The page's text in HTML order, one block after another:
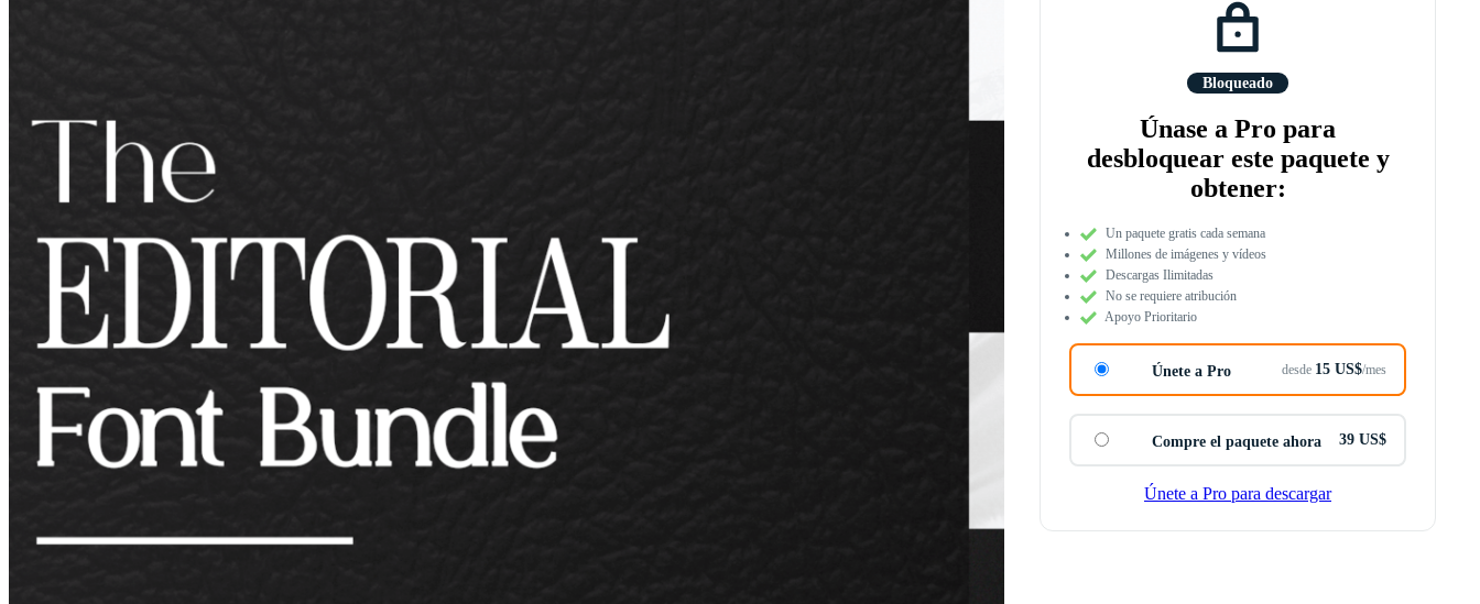
Eventos Editoriales
Bloqueado
Únase a Pro para
desbloquear este paquete y
obtener:
Un paquete gratis cada semana
Millones de imágenes y vídeos
Descargas Ilimitadas
No se requiere atribución
Apoyo Prioritario
Únete a Pro desde 15 US$/mes
Compre el paquete ahora 39 US$
Únete a Pro para descargar